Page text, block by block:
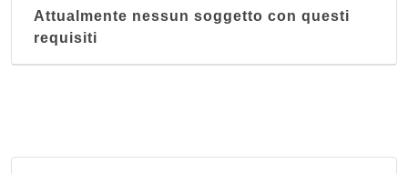
Attualmente nessun soggetto con questi
requisiti